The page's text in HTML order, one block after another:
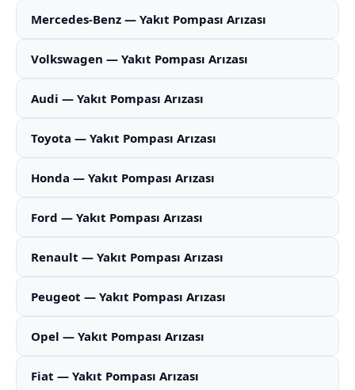
Mercedes-Benz — Yakıt Pompası Arızası
Volkswagen — Yakıt Pompası Arızası
Audi — Yakıt Pompası Arızası
Toyota — Yakıt Pompası Arızası
Honda — Yakıt Pompası Arızası
Ford — Yakıt Pompası Arızası
Renault — Yakıt Pompası Arızası
Peugeot — Yakıt Pompası Arızası
Opel — Yakıt Pompası Arızası
Fiat — Yakıt Pompası Arızası